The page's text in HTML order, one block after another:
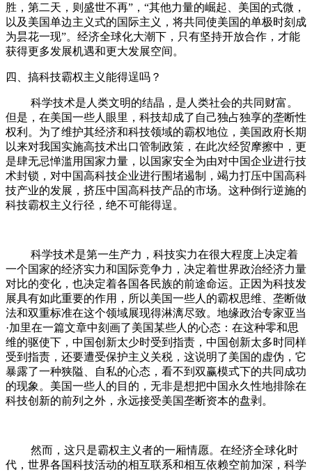
胜，第二天，则盛世不再”，“其他力量的崛起、美国的式微，
以及美国单边主义式的国际主义，将共同使美国的单极时刻成
为昙花一现”。经济全球化大潮下，只有坚持开放合作，才能
获得更多发展机遇和更大发展空间。
四、搞科技霸权主义能得逞吗？
科学技术是人类文明的结晶，是人类社会的共同财富。
但是，在美国一些人眼里，科技却成了自己独占独享的垄断性
权利。为了维护其经济和科技领域的霸权地位，美国政府长期
以来对我国实施高技术出口管制政策，在此次经贸摩擦中，更
是肆无忌惮滥用国家力量，以国家安全为由对中国企业进行技
术封锁，对中国高科技企业进行围堵遏制，竭力打压中国高科
技产业的发展，挤压中国高科技产品的市场。这种倒行逆施的
科技霸权主义行径，绝不可能得逞。
科学技术是第一生产力，科技实力在很大程度上决定着
一个国家的经济实力和国际竞争力，决定着世界政治经济力量
对比的变化，也决定着各国各民族的前途命运。正因为科技发
展具有如此重要的作用，所以美国一些人的霸权思维、垄断做
法和双重标准在这个领域展现得淋漓尽致。地缘政治专家亚当
·加里在一篇文章中刻画了美国某些人的心态：在这种零和思
维的驱使下，中国创新太少时受到指责，中国创新太多时同样
受到指责，还要遭受保护主义关税，这说明了美国的虚伪，它
暴露了一种狭隘、自私的心态，看不到双赢模式下的共同成功
的现象。美国一些人的目的，无非是想把中国永久性地排除在
科技创新的前列之外，永远接受美国垄断资本的盘剥。
然而，这只是霸权主义者的一厢情愿。在经济全球化时
代，世界各国科技活动的相互联系和相互依赖空前加深，科学